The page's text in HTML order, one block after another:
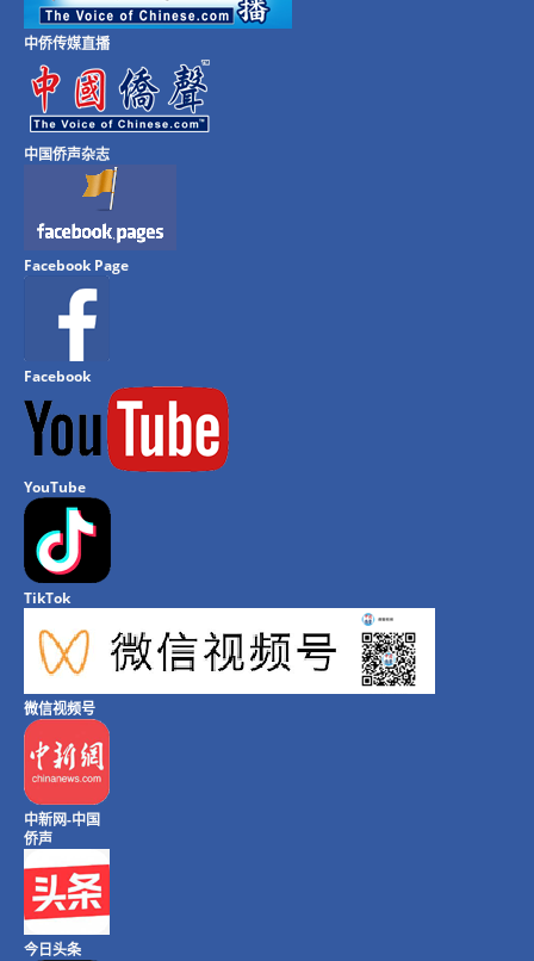
中侨传媒直播
中国侨声杂志
Facebook Page
Facebook
YouTube
TikTok
微信视频号
中新网-中国
侨声
今日头条